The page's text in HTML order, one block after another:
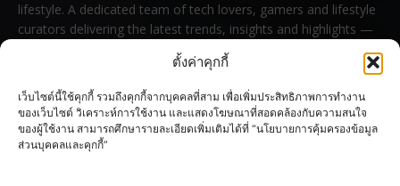
ตั้งค่าคุกกี้
เว็บไซต์นี้ใช้คุกกี้ รวมถึงคุกกี้จากบุคคลที่สาม เพื่อเพิ่มประสิทธิภาพการทำงาน
ของเว็บไซต์ วิเคราะห์การใช้งาน และแสดงโฆษณาที่สอดคล้องกับความสนใจ
ของผู้ใช้งาน สามารถศึกษารายละเอียดเพิ่มเติมได้ที่ “นโยบายการคุ้มครองข้อมูล
ส่วนบุคคลและคุกกี้”
lifestyle. A dedicated team of tech lovers, gamers and lifestyle
curators delivering the latest trends, insights and highlights —
Contact us: contact@techcatchup.net